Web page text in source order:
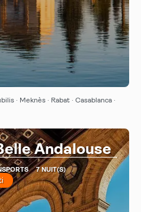
· Meknès · Rabat · Casablanca ·
Andalouse
7 NUIT(S)